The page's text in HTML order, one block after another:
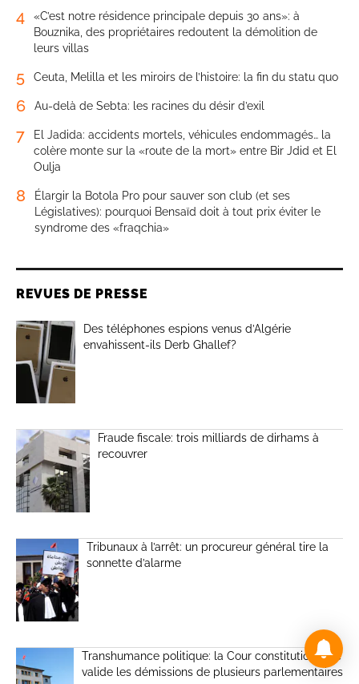
4
«C’est notre résidence principale depuis 30 ans»: à
Bouznika, des propriétaires redoutent la démolition de
leurs villas
5 Ceuta, Melilla et les miroirs de l’histoire: la fin du statu quo
6 Au-delà de Sebta: les racines du désir d’exil
7
El Jadida: accidents mortels, véhicules endommagés… la
colère monte sur la «route de la mort» entre Bir Jdid et El
Oulja
8
Élargir la Botola Pro pour sauver son club (et ses
Législatives): pourquoi Bensaïd doit à tout prix éviter le
syndrome des «fraqchia»
REVUES DE PRESSE
Des téléphones espions venus d’Algérie
envahissent-ils Derb Ghallef?
Fraude fiscale: trois milliards de dirhams à
recouvrer
Tribunaux à l’arrêt: un procureur général tire la
sonnette d’alarme
Transhumance politique: la Cour constitutionnelle
valide les démissions de plusieurs parlementaires